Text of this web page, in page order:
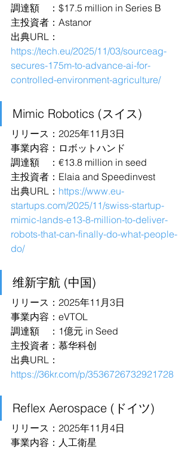
調達額　：$17.5 million in Series B
主投資者：Astanor
出典URL：
https://tech.eu/2025/11/03/sourceag-
secures-175m-to-advance-ai-for-
controlled-environment-agriculture/
Mimic Robotics (スイス)
リリース：2025年11月3日
事業内容：ロボットハンド
調達額　：€13.8 million in seed
主投資者：Elaia and Speedinvest
出典URL： https://www.eu-
startups.com/2025/11/swiss-startup-
mimic-lands-e13-8-million-to-deliver-
robots-that-can-finally-do-what-people-
do/
维新宇航 (中国)
リリース：2025年11月3日
事業内容：eVTOL
調達額　：1億元 in Seed
主投資者：慕华科创
出典URL：
https://36kr.com/p/3536726732921728
Reflex Aerospace (ドイツ)
リリース：2025年11月4日
事業内容：人工衛星